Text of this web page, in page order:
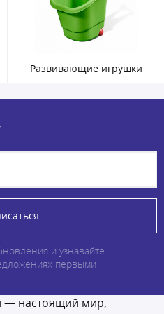
Развивающие игрушки
и узнавайте
первыми
— настоящий мир,